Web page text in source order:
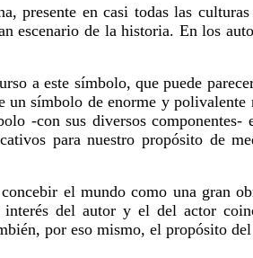
presente en casi todas las
escenario de la historia. En los
a este símbolo, que puede
un símbolo de enorme y
-con sus diversos
para nuestro propósito de
el mundo como una gran
del autor y el del actor
por eso mismo, el propósito